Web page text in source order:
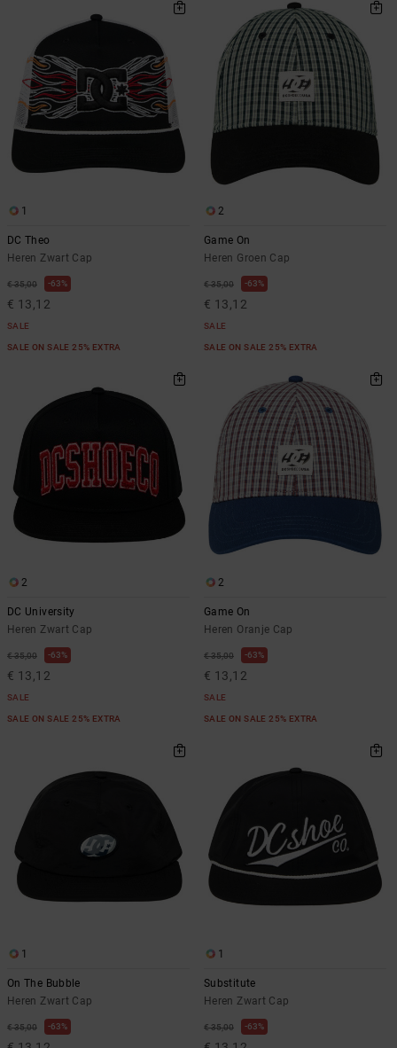
1
DC Theo
Heren Zwart Cap
€ 35,00 63%
€ 13,12
SALE
SALE ON SALE 25% EXTRA
2
Game On
Heren Groen Cap
€ 35,00 63%
€ 13,12
SALE
SALE ON SALE 25% EXTRA
2
DC University
Heren Zwart Cap
€ 35,00 63%
€ 13,12
SALE
SALE ON SALE 25% EXTRA
2
Game On
Heren Oranje Cap
€ 35,00 63%
€ 13,12
SALE
SALE ON SALE 25% EXTRA
1
On The Bubble
Heren Zwart Cap
€ 35,00 63%
1
Substitute
Heren Zwart Cap
€ 35,00 63%